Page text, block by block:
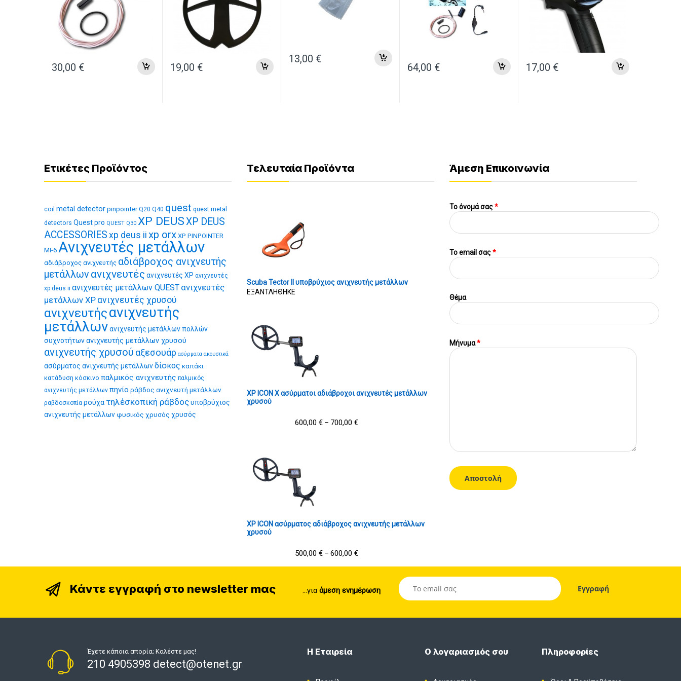
30,00 € 19,00 €
13,00 €
64,00 € 17,00 €
Ετικέτες Προϊόντος
coil metal detector pinpointer Q20 Q40 quest quest metal
detectors Quest pro QUEST Q30 XP DEUSXP DEUS
ACCESSORIES xp deus ii xp orx XP PINPOINTER
MI-6 Ανιχνευτές μετάλλων
αδιάβροχος ανιχνευτής αδιάβροχος ανιχνευτής
μετάλλων ανιχνευτές ανιχνευτές XP ανιχνευτές
xp deus ii ανιχνευτές μετάλλων QUEST ανιχνευτές
μετάλλων XP ανιχνευτές χρυσού
ανιχνευτήςανιχνευτής
μετάλλωνανιχνευτής μετάλλων πολλών
συχνοτήτωνανιχνευτής μετάλλων χρυσού
ανιχνευτής χρυσού αξεσουάρ ασύρματα ακουστικά
ασύρματος ανιχνευτής μετάλλωνδίσκος καπάκι
κατάδυση κόσκινο παλμικός ανιχνευτής παλμικός
ανιχνευτής μετάλλων πηνίο ράβδος ανιχνευτή μετάλλων
ραβδοσκοπία ρούχα τηλέσκοπική ράβδοςυποβρύχιος
ανιχνευτής μετάλλωνφυσικός χρυσός χρυσός
Τελευταία Προϊόντα
Scuba Tector II υποβρύχιος ανιχνευτής μετάλλων
ΕΞΑΝΤΛΗΘΗΚΕ
XP ICON X ασύρματοι αδιάβροχοι ανιχνευτές μετάλλων
χρυσού
600,00 € – 700,00 €
XP ICON ασύρματος αδιάβροχος ανιχνευτής μετάλλων
χρυσού
500,00 € – 600,00 €
Άμεση Επικοινωνία
Το όνομά σας*
To email σας*
Θέμα
Μήνυμα*
Κάντε εγγραφή στο newsletter mας ...για άμεση ενημέρωση
Η Εταιρεία Ο λογαριασμός σου Πληροφορίες
Έχετε κάποια απορία; Καλέστε μας!
210 4905398 detect@otenet.gr